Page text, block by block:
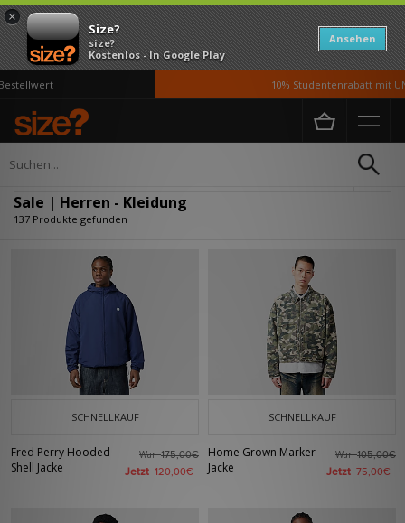
×
Size?
size?
Kostenlos - In Google Play
Ansehen
10% Studentenrabatt mit
Home Herren
Sale | Herren - Kleidung
137 Produkte gefunden
SCHNELLKAUF
Fred Perry Hooded
Shell Jacke
War175,00€
Jetzt 120,00€
SCHNELLKAUF
Home Grown Marker
Jacke
War105,00€
Jetzt 75,00€